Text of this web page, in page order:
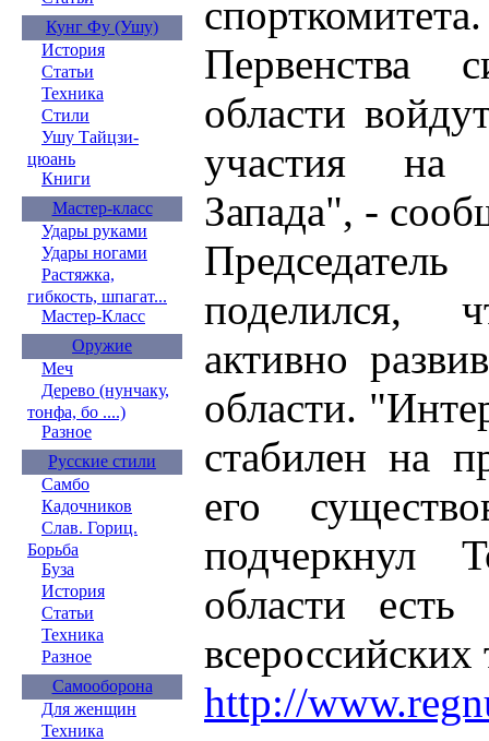
Кунг Фу (Ушу)
История
Статьи
Техника
Стили
Ушу Тайцзи-
цюань
Книги
Мастер-класс
Удары руками
Удары ногами
Растяжка,
гибкость, шпагат...
Мастер-Класс
Оружие
Меч
Дерево (нунчаку,
тонфа, бо ....)
Разное
Русские стили
Самбо
Кадочников
Слав. Гориц.
Борьба
Буза
История
Статьи
Техника
Разное
Самооборона
Для женщин
Техника
Первенства
области
участия на
Запада", -
поделился,
активно
области.
стабилен на
его
области
http://